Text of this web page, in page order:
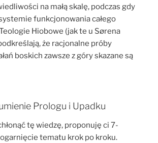
na małą skalę, podczas gdy
funkcjonowania całego
Hiobowe (jak te u Sørena
że racjonalne próby
boskich zawsze z góry skazane są
Prologu i Upadku
tę wiedzę, proponuję ci 7-
tematu krok po kroku.